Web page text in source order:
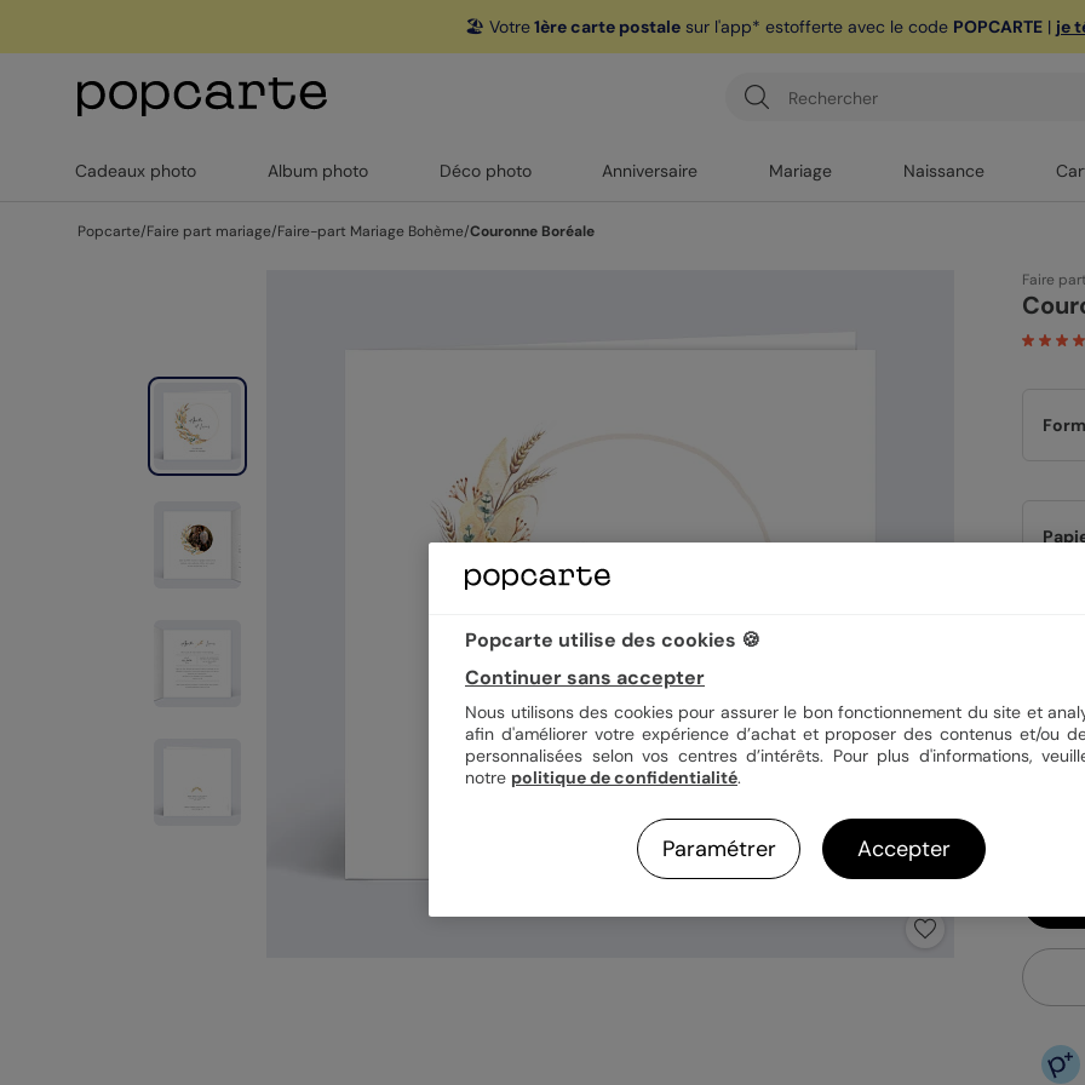
🏖️ Votre1ère carte postalesur l'app* estofferte avec le code POPCARTE| je
Cadeaux photo Album photo Déco photo Anniversaire Mariage Naissance
Popcarte/Faire part mariage/Faire-part Mariage Bohème/Couronne Boréale
Faire
Popcarte utilise des cookies 🍪
Continuer sans accepter
Nous utilisons des cookies pour assurer le bon fonctionnement du site et
afin d'améliorer votre expérience d’achat et proposer des contenus et/ou
personnalisées selon vos centres d’intérêts. Pour plus d'informations,
notre politique de confidentialité.
Paramétrer Accepter